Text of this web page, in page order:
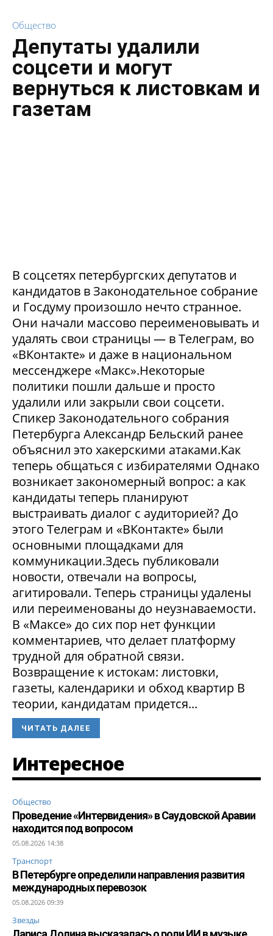
Общество
Депутаты удалили
соцсети и могут
вернуться к листовкам и
газетам
В соцсетях петербургских депутатов и
кандидатов в Законодательное собрание
и Госдуму произошло нечто странное.
Они начали массово переименовывать и
удалять свои страницы — в Телеграм, во
«ВКонтакте» и даже в национальном
мессенджере «Макс».Некоторые
политики пошли дальше и просто
удалили или закрыли свои соцсети.
Спикер Законодательного собрания
Петербурга Александр Бельский ранее
объяснил это хакерскими атаками.Как
теперь общаться с избирателями Однако
возникает закономерный вопрос: а как
кандидаты теперь планируют
выстраивать диалог с аудиторией? До
этого Телеграм и «ВКонтакте» были
основными площадками для
коммуникации.Здесь публиковали
новости, отвечали на вопросы,
агитировали. Теперь страницы удалены
или переименованы до неузнаваемости.
В «Максе» до сих пор нет функции
комментариев, что делает платформу
трудной для обратной связи.
Возвращение к истокам: листовки,
газеты, календарики и обход квартир В
теории, кандидатам придется...
ЧИТАТЬ ДАЛЕЕ
Интересное
Общество
Проведение «Интервидения» в Саудовской Аравии
находится под вопросом
05.08.2026 14:38
Транспорт
В Петербурге определили направления развития
международных перевозок
05.08.2026 09:39
Звезды